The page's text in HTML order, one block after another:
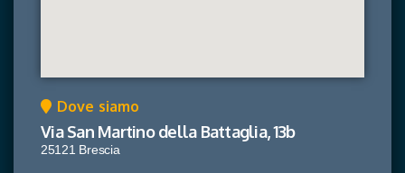
Dove siamo
Via San Martino della Battaglia, 13b
25121 Brescia